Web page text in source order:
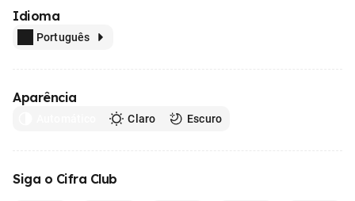
Idioma
Português
Aparência
Claro Escuro
Siga o Cifra Club